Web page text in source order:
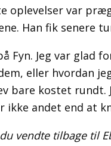
oplevelser var
Han fik senere
Fyn. Jeg var glad
eller hvordan
bare kostet
ikke andet end at
vendte tilbage til